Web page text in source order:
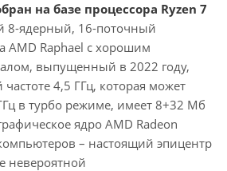
на базе процессора Ryzen 7
8-ядерный, 16-поточный
AMD Raphael с хорошим
выпущенный в 2022 году,
частоте 4,5 ГГц, которая может
в турбо режиме, имеет 8+32 Мб
ядро AMD Radeon
– настоящий эпицентр